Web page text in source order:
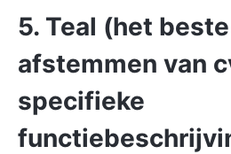
5. Teal (het
afstemmen van
specifieke